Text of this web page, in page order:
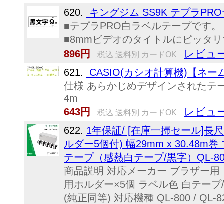
620.
キングジム SS9K テプラ
■テプラPRO白ラベルテープです
■8mmビデオのタイトルにピッタ
896円
税込 送料別 カードOK レビュ
621.
CASIO(カシオ計算機)【ネー
仕様 あらかじめデザインされたテ
4m
643円
税込 送料別 カードOK レビュ
622. 1年保証/ [在庫一掃セール]長
ルダー5個付) 幅29mm x 30.48m
テープ（感熱白テープ/黒字）QL-
商品説明 対応メーカー ブラザー
用ホルダー×5個 ラベル色 白テー
(純正同等) 対応機種 QL-800 / QL-